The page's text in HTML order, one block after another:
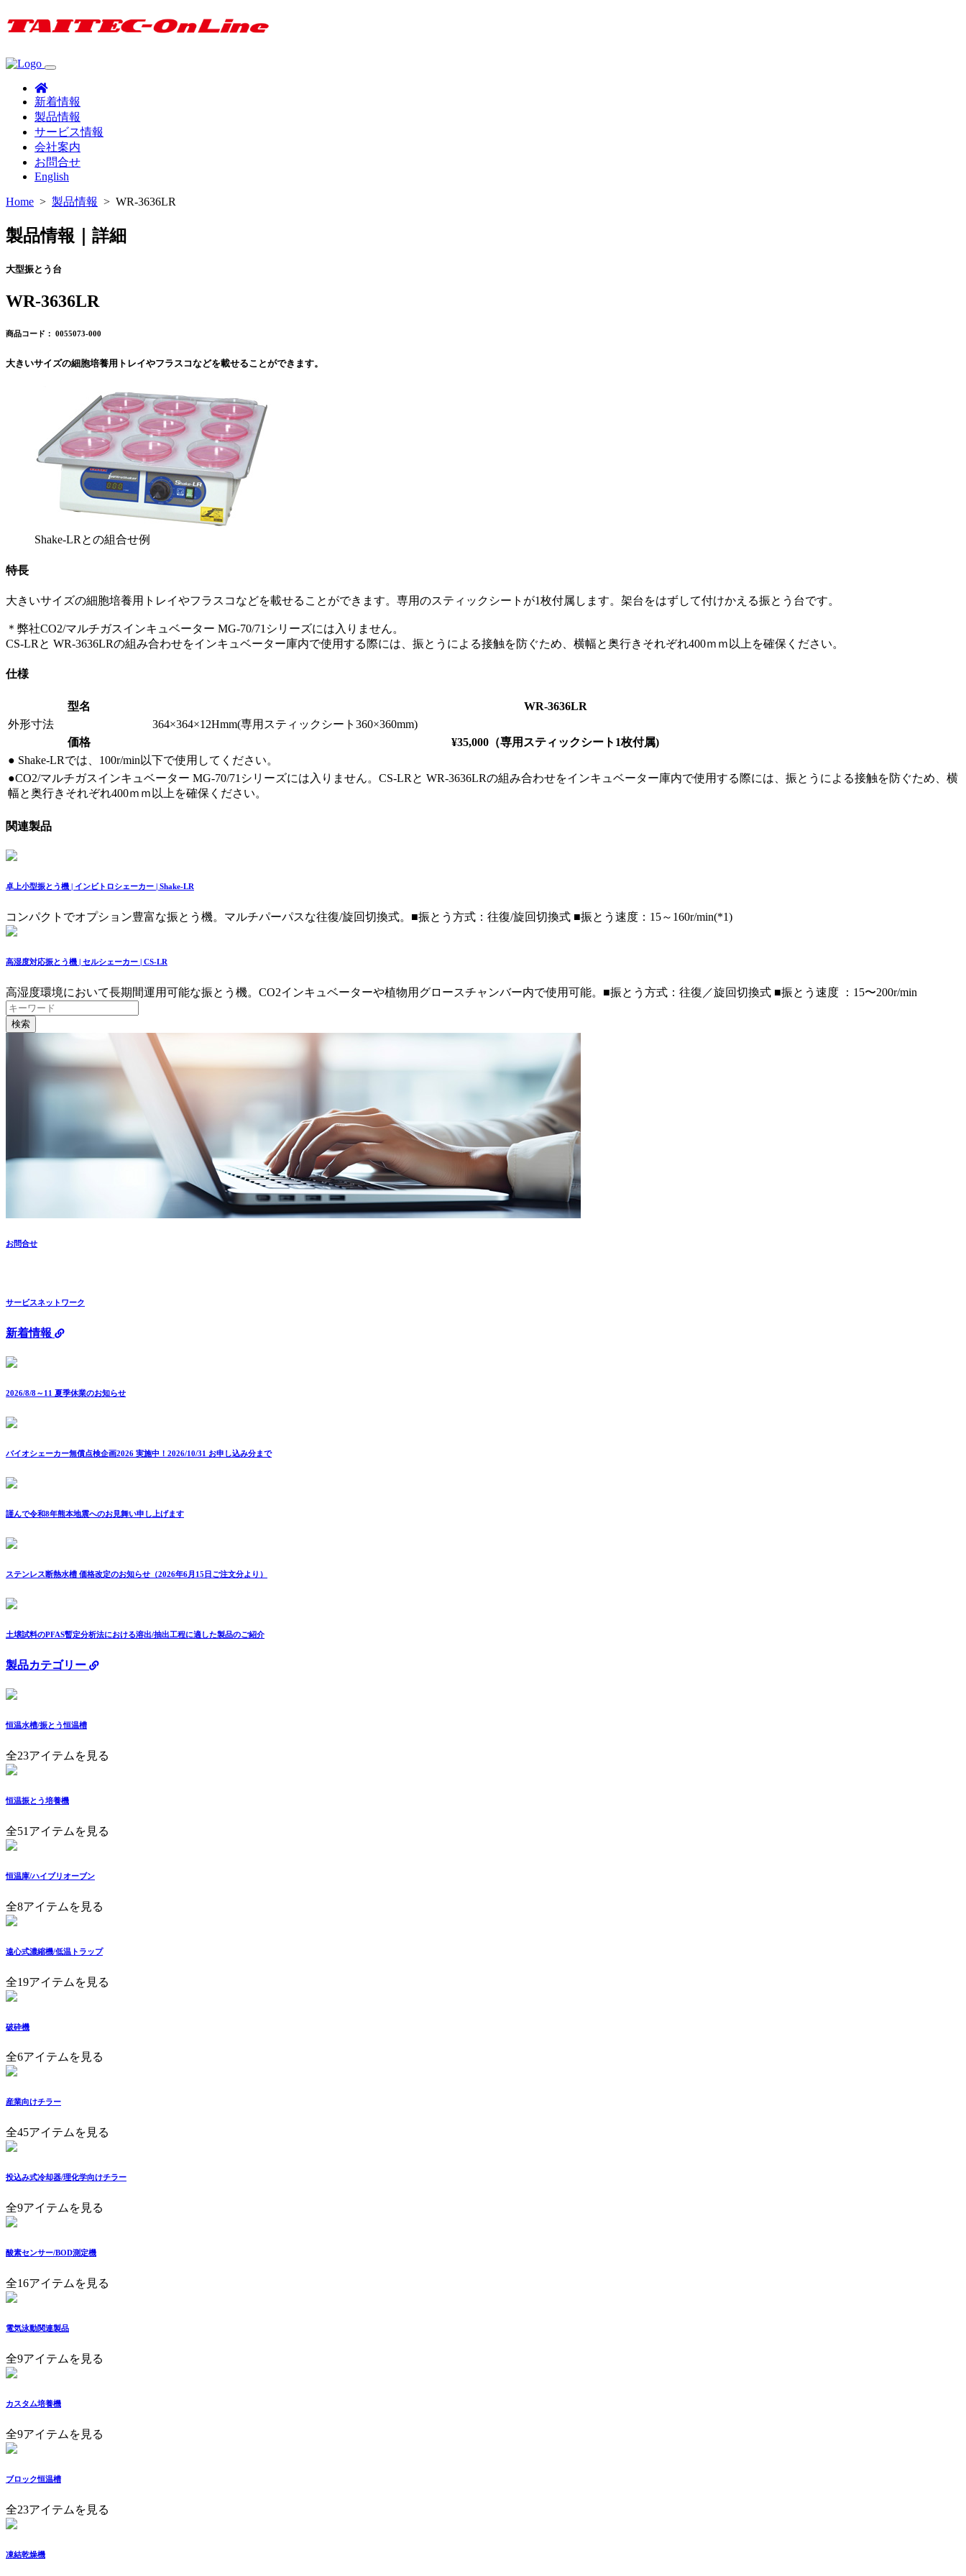
新着情報
製品情報
サービス情報
会社案内
お問合せ
English
Home > 製品情報 > WR-3636LR
製品情報｜詳細
大型振とう台
WR-3636LR
商品コード： 0055073-000
大きいサイズの細胞培養用トレイやフラスコなどを載せることができます。
Shake-LRとの組合せ例
特長
大きいサイズの細胞培養用トレイやフラスコなどを載せることができます。専用のスティックシートが1枚付属します。架台をはずして付けかえる振とう台です。
＊弊社CO2/マルチガスインキュベーター MG-70/71シリーズには入りません。
CS-LRと WR-3636LRの組み合わせをインキュベーター庫内で使用する際には、振とうによる接触を防ぐため、横幅と奥行きそれぞれ400ｍｍ以上を確保ください。
仕様
型名
WR-3636LR
外形寸法
364×364×12Hmm(専用スティックシート360×360mm)
価格
¥35,000（専用スティックシート1枚付属)
● Shake-LRでは、100r/min以下で使用してください。
●CO2/マルチガスインキュベーター MG-70/71シリーズには入りません。CS-LRと WR-3636LRの組み合わせをインキュベーター庫内で使用する際には、振とうによる接触を防ぐため、横
幅と奥行きそれぞれ400ｍｍ以上を確保ください。
関連製品
卓上小型振とう機 | インビトロシェーカー | Shake-LR
コンパクトでオプション豊富な振とう機。マルチパーパスな往復/旋回切換式。 ■振とう方式：往復/旋回切換式 ■振とう速度：15～160r/min(*1)
高湿度対応振とう機 | セルシェーカー | CS-LR
高湿度環境において長期間運用可能な振とう機。CO2インキュベーターや植物用グロースチャンバー内で使用可能。 ■振とう方式：往復／旋回切換式 ■振とう速度 ：15〜200r/min
検索
お問合せ
サービスネットワーク
新着情報
2026/8/8～11 夏季休業のお知らせ
バイオシェーカー無償点検企画2026 実施中！2026/10/31 お申し込み分まで
謹んで令和8年熊本地震へのお見舞い申し上げます
ステンレス断熱水槽 価格改定のお知らせ（2026年6月15日ご注文分より）
土壌試料のPFAS暫定分析法における溶出/抽出工程に適した製品のご紹介
製品カテゴリー
恒温水槽/振とう恒温槽
全23アイテムを見る
恒温振とう培養機
全51アイテムを見る
恒温庫/ハイブリオーブン
全8アイテムを見る
遠心式濃縮機/低温トラップ
全19アイテムを見る
破砕機
全6アイテムを見る
産業向けチラー
全45アイテムを見る
投込み式冷却器/理化学向けチラー
全9アイテムを見る
酸素センサー/BOD測定機
全16アイテムを見る
電気泳動関連製品
全9アイテムを見る
カスタム培養機
全9アイテムを見る
ブロック恒温槽
全23アイテムを見る
凍結乾燥機